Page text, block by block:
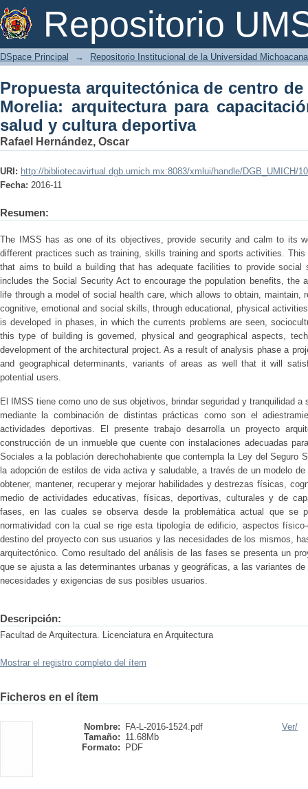
Repositorio
Propuesta arquitectónica de centro
para capacitación, promoción de la
DSpace Principal → Repositorio Institucional de la Universidad
Propuesta arquitectónica de centro
Morelia: arquitectura para
salud y cultura deportiva
Rafael Hernández, Oscar
URI: http://bibliotecavirtual.dgb.umich.mx:8083/xmlui/handle/DGB_UMICH/
Fecha: 2016-11
Resumen:
The IMSS has as one of its objectives, provide security and calm to its
different practices such as training, skills training and sports activities.
that aims to build a building that has adequate facilities to provide social
includes the Social Security Act to encourage the population benefits, the
life through a model of social health care, which allows to obtain, maintain,
cognitive, emotional and social skills, through educational, physical
is developed in phases, in which the currents problems are seen,
this type of building is governed, physical and geographical aspects,
development of the architectural project. As a result of analysis phase a
and geographical determinants, variants of areas as well that it will
potential users.
El IMSS tiene como uno de sus objetivos, brindar seguridad y tranquilidad
mediante la combinación de distintas prácticas como son el
actividades deportivas. El presente trabajo desarrolla un proyecto
construcción de un inmueble que cuente con instalaciones adecuadas
Sociales a la población derechohabiente que contempla la Ley del Seguro
la adopción de estilos de vida activa y saludable, a través de un modelo
obtener, mantener, recuperar y mejorar habilidades y destrezas físicas,
medio de actividades educativas, físicas, deportivas, culturales y de
fases, en las cuales se observa desde la problemática actual que se
normatividad con la cual se rige esta tipología de edificio, aspectos
destino del proyecto con sus usuarios y las necesidades de los mismos,
arquitectónico. Como resultado del análisis de las fases se presenta un
que se ajusta a las determinantes urbanas y geográficas, a las variantes
necesidades y exigencias de sus posibles usuarios.
Descripción:
Facultad de Arquitectura. Licenciatura en Arquitectura
Mostrar el registro completo del ítem
Ficheros en el ítem
Nombre:
FA-L-2016-1524.pdf
Tamaño: 11.68Mb
Formato:
PDF
Ver/